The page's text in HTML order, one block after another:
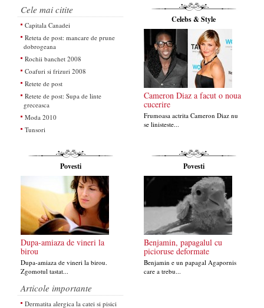
Cele mai citite
Capitala Canadei
Reteta de post: mancare de prune
dobrogeana
Rochii banchet 2008
Coafuri si frizuri 2008
Retete de post
Retete de post: Supa de linte
greceasca
Moda 2010
Tunsori
Celebs & Style
Cameron Diaz a facut o noua
cucerire
Frumoasa actrita Cameron Diaz nu
se linisteste...
Povesti
Dupa-amiaza de vineri la
birou
Dupa-amiaza de vineri la birou.
Zgomotul tastat...
Povesti
Benjamin, papagalul cu
picioruse deformate
Benjamin e un papagal Agapornis
care a trebu...
Articole importante
Dermatita alergica la catei si pisici